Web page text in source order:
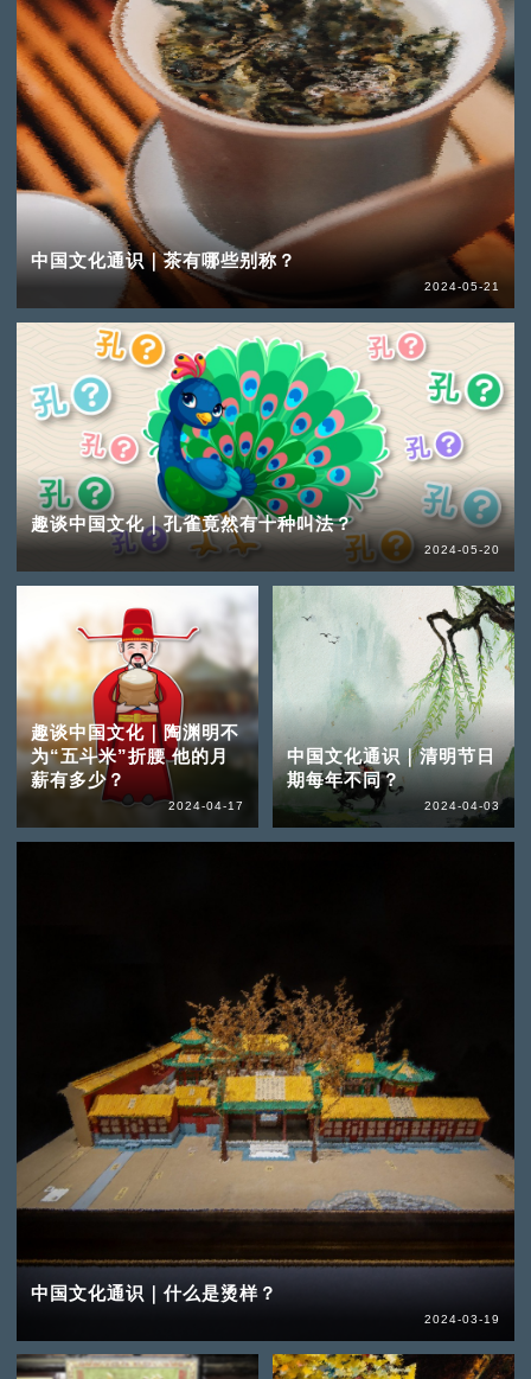
中国文化通识｜茶有哪些别称？
2024-05-21
趣谈中国文化｜孔雀竟然有十种叫法？
2024-05-20
趣谈中国文化｜陶渊明不
为“五斗米”折腰 他的月
薪有多少？
2024-04-17
中国文化通识｜清明节日
期每年不同？
2024-04-03
中国文化通识｜什么是烫样？
2024-03-19